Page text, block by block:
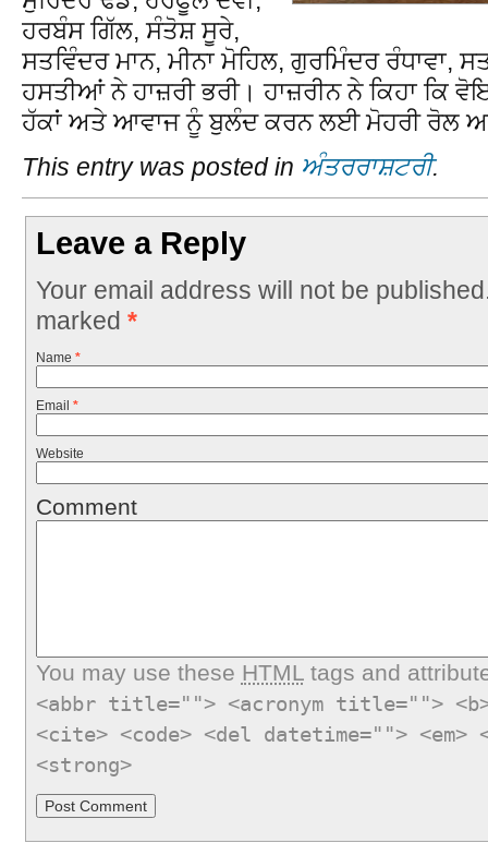
ਹਰਬੰਸ ਗਿੱਲ, ਸੰਤੋਸ਼ ਸੂਰੇ,
ਸਤਵਿੰਦਰ ਮਾਨ, ਮੀਨਾ ਮੋਹਿਲ, ਗੁਰਮਿੰਦਰ ਰੰਧਾਵਾ,
ਹਸਤੀਆਂ ਨੇ ਹਾਜ਼ਰੀ ਭਰੀ। ਹਾਜ਼ਰੀਨ ਨੇ ਕਿਹਾ
ਹੱਕਾਂ ਅਤੇ ਆਵਾਜ ਨੂੰ ਬੁਲੰਦ ਕਰਨ ਲਈ ਮੋਹਰੀ ਰੋਲ
This entry was posted in ਅੰਤਰਰਾਸ਼ਟਰੀ.
Leave a Reply
Your email address will not be
marked *
Name *
Email *
Website
Comment
You may use these HTMLtags and
<abbr title=""> <acronym title="">
<cite> <code> <del datetime="">
<strong>